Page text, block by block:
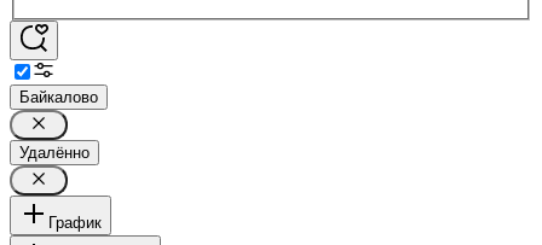
Байкалово
Удалённо
График